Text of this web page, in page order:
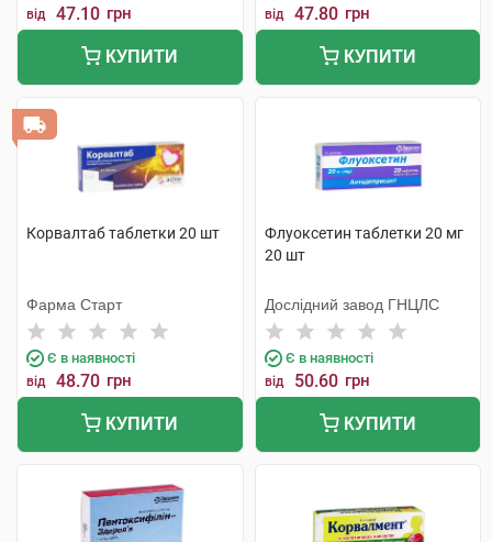
від 47.10 грн
КУПИТИ
від 47.80 грн
КУПИТИ
Корвалтаб таблетки 20 шт
Фарма Старт
Є в наявності
від 48.70 грн
КУПИТИ
Флуоксетин таблетки 20 мг
20 шт
Дослідний завод ГНЦЛС
Є в наявності
від 50.60 грн
КУПИТИ